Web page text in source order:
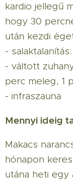
kardio jellegű
hogy 30
után kezdi
-
- váltott
perc meleg, 1
- infraszauna
Mennyi ideig
Makacs
hónapon
utána heti egy